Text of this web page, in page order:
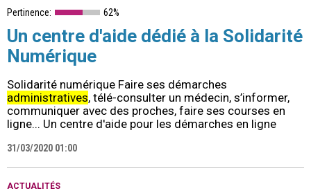
Pertinence: 62%
Un centre d'aide dédié à la Solidarité
Numérique
Solidarité numérique Faire ses démarches
administratives, télé-consulter un médecin, s’informer,
communiquer avec des proches, faire ses courses en
ligne... Un centre d'aide pour les démarches en ligne
31/03/2020 01:00
ACTUALITÉS